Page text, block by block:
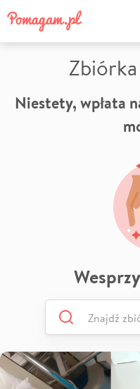
Niestety, wpłata